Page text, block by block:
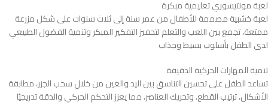
لعبة خشبية مصممة للأطفال من عمر سنة إلى ثلاث سنوات على شكل مزرعة
ممتعة، تجمع بين اللعب والتعلم لتحفيز التفكير المبكر وتنمية الفضول الطبيعي
لدى الطفل بأسلوب بسيط وجذاب
تنمية المهارات الحركية الدقيقة
تساعد الطفل على تحسين التناسق بين اليد والعين من خلال سحب الجزر، مطابقة
الأشكال، ترتيب القطع، وتحريك العناصر، مما يعزز التحكم الحركي والدقة تدريجيًا